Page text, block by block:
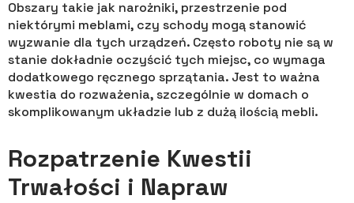
Obszary takie jak narożniki, przestrzenie pod
niektórymi meblami, czy schody mogą stanowić
wyzwanie dla tych urządzeń. Często roboty nie są w
stanie dokładnie oczyścić tych miejsc, co wymaga
dodatkowego ręcznego sprzątania. Jest to ważna
kwestia do rozważenia, szczególnie w domach o
skomplikowanym układzie lub z dużą ilością mebli.
Rozpatrzenie Kwestii
Trwałości i Napraw